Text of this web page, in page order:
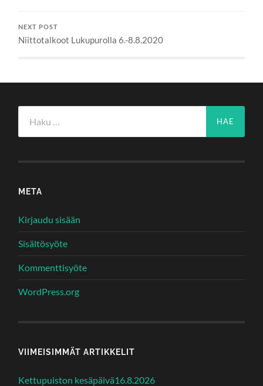
NEXT POST
Niittotalkoot Lukupurolla 6.-8.8.2020
META
Kirjaudu sisään
Sisältösyöte
Kommenttisyöte
WordPress.org
VIIMEISIMMÄT ARTIKKELIT
Kettupuiston kesäpäivä16.8.2026